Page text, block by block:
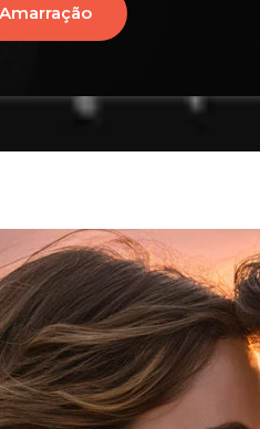
Amarração